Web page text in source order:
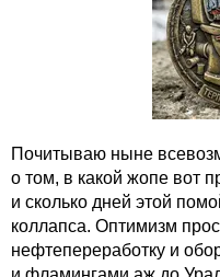
Почитываю ныне
о том, в какой жопе вот
и сколько дней этой
коллапса. Оптимизм
нефтепереработку и